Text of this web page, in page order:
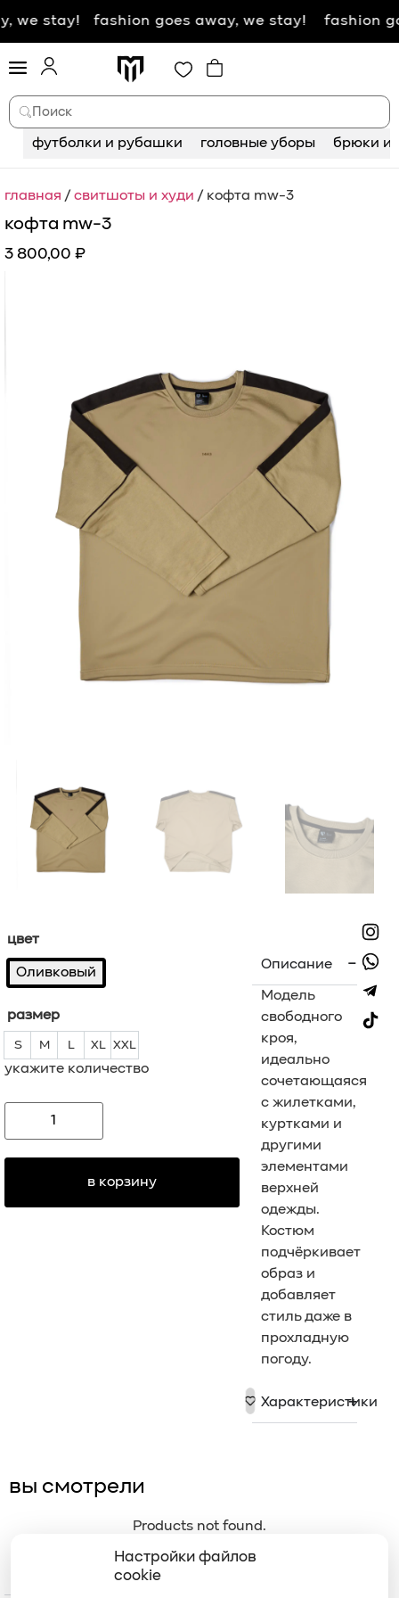
Настройки файлов
cookie
fashion goes away, we stay! fashion goes
Поиск
футболки и рубашки головные уборы брюки и
главная / свитшоты и худи / кофта mw-3
кофта mw-3
3 800,00 ₽
цвет
Оливковый
размер
S
S
M
M
L
L
XL
XL
XXL
XXL
укажите количество
в корзину
Описание
Модель
свободного
кроя,
идеально
сочетающаяся
с жилетками,
куртками и
другими
элементами
верхней
одежды.
Костюм
подчёркивает
образ и
добавляет
стиль даже в
прохладную
погоду.
Характеристики
вы смотрели
Products not found.